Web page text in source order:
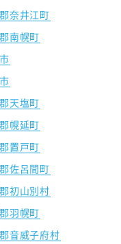
奈井江町
南幌町
天塩町
幌延町
置戸町
佐呂間町
初山別村
羽幌町
音威子府村